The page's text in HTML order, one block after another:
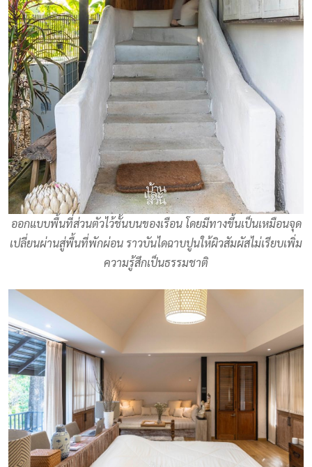
ออกแบบพื้นที่ส่วนตัวไว้ชั้นบนของเรือน โดยมีทางขึ้นเป็นเหมือนจุด
เปลี่ยนผ่านสู่พื้นที่พักผ่อน ราวบันไดฉาบปูนให้ผิวสัมผัสไม่เรียบเพิ่ม
ความรู้สึกเป็นธรรมชาติ